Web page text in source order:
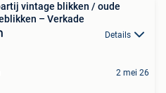
vintage blikken / oude
– Verkade
Details
2 mei 26